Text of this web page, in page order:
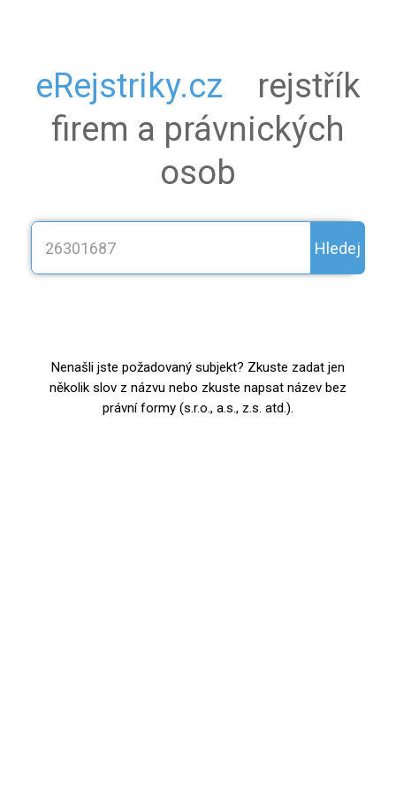
eRejstriky.cz
rejstřík
firem a právnických
osob
Hledej
Nenašli jste požadovaný subjekt? Zkuste zadat jen
několik slov z názvu nebo zkuste napsat název bez
právní formy (s.r.o., a.s., z.s. atd.).